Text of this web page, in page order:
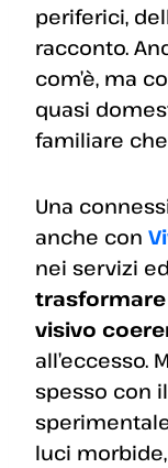
periferici,
racconto.
com’è, ma
quasi
familiare
Una
anche con
nei servizi
trasformare
visivo
all’eccesso.
spesso con
luci morbide,